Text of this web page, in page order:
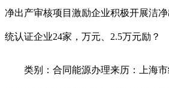
净出产审核项目激励企业积极开展洁
统认证企业24家，万元、2.5万元励？
类别：合同能源办理来历：上海市